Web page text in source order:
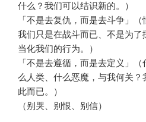
什么？我们可以结识新的。）
「不是去复仇，而是去斗争」
我们只是在战斗而已、不是为
当化我们的行为。）
「不是去遵循，而是去定义」
么人类、什么恶魔，与我何关？
此而已。）
（别哭、别恨、别信）